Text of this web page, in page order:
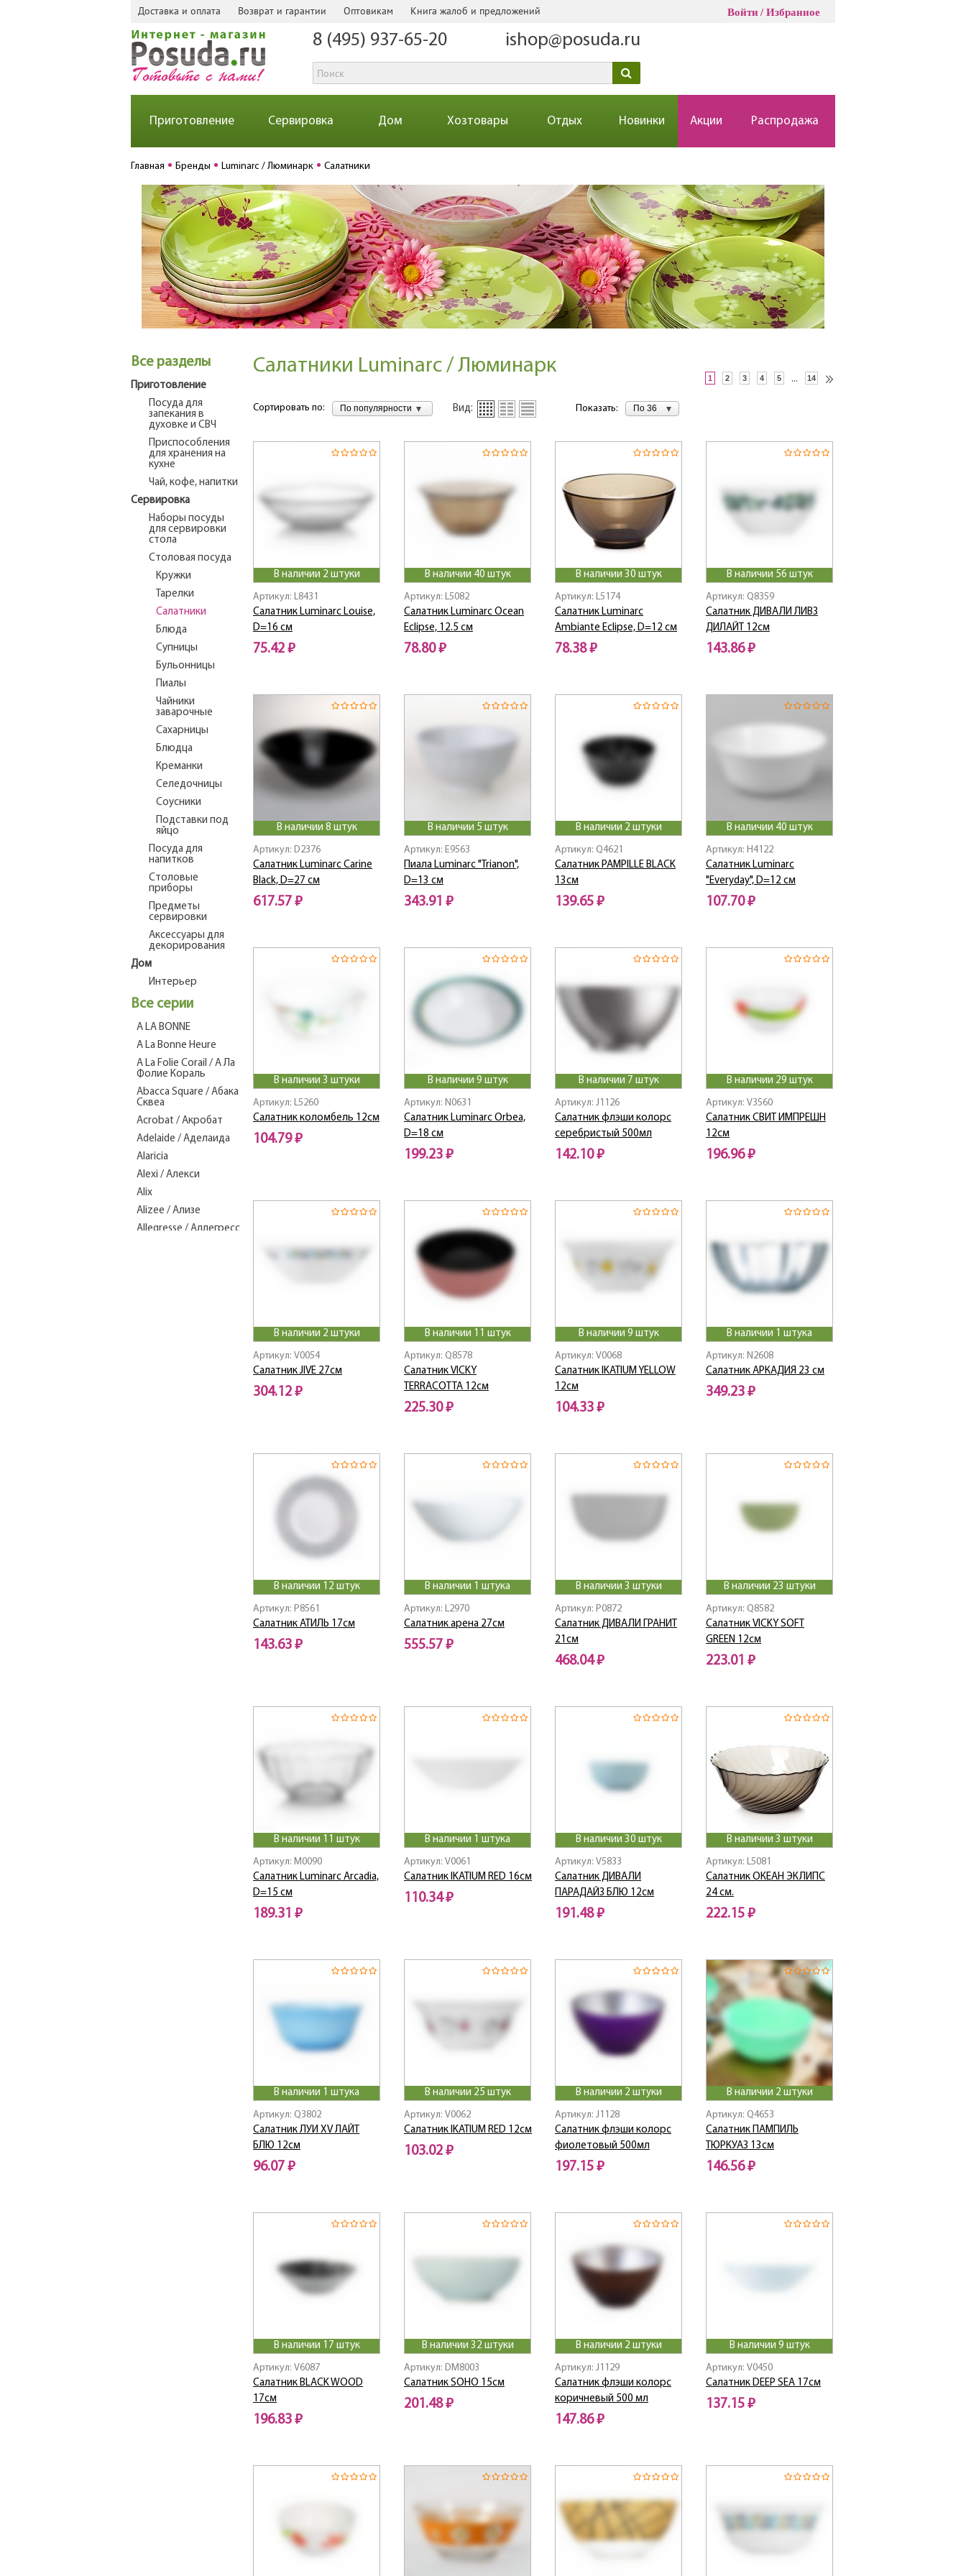
Доставка и оплата Возврат и гарантии Оптовикам Книга жалоб и предложений Войти Избранное
8 (495) 937-65-20 ishop@posuda.ru
Приготовление Сервировка Дом Хозтовары Отдых Новинки Акции Распродажа
Главная Бренды Luminarc / Люминарк Салатники
Все разделы
Приготовление
Посуда для
запекания в
духовке и СВЧ
Приспособления
для хранения на
кухне
Чай, кофе, напитки
Сервировка
Наборы посуды
для сервировки
стола
Столовая посуда
Кружки
Тарелки
Салатники
Блюда
Супницы
Бульонницы
Пиалы
Чайники
заварочные
Сахарницы
Блюдца
Креманки
Селедочницы
Соусники
Подставки под
яйцо
Посуда для
напитков
Столовые
приборы
Предметы
сервировки
Аксессуары для
декорирования
Дом
Интерьер
Все серии
A LA BONNE
A La Bonne Heure
A La Folie Corail / А Ла
Фолие Кораль
Abacca Square / Абака
Сквеа
Acrobat / Акробат
Adelaide / Аделаида
Alaricia
Alexi / Алекси
Alix
Alizee / Ализе
Allegresse / Аллегресс
Салатники Luminarc / Люминарк
1 2 3 4 5 ... 14
Сортировать по: По популярности Вид: Показать: По 36
В наличии 2 штуки
Артикул: L8431
Салатник Luminarc Louise,
D=16 см
75.42 ₽
В наличии 40 штук
Артикул: L5082
Салатник Luminarc Ocean
Eclipse, 12.5 см
78.80 ₽
В наличии 30 штук
Артикул: L5174
Салатник Luminarc
Ambiante Eclipse, D=12 см
78.38 ₽
В наличии 56 штук
Артикул: Q8359
Салатник ДИВАЛИ ЛИВЗ
ДИЛАЙТ 12см
143.86 ₽
В наличии 8 штук
Артикул: D2376
Салатник Luminarc Carine
Black, D=27 см
617.57 ₽
В наличии 5 штук
Артикул: E9563
Пиала Luminarc "Trianon",
D=13 см
343.91 ₽
В наличии 2 штуки
Артикул: Q4621
Салатник PAMPILLE BLACK
13см
139.65 ₽
В наличии 40 штук
Артикул: H4122
Салатник Luminarc
"Everyday", D=12 см
107.70 ₽
В наличии 3 штуки
Артикул: L5260
Салатник коломбель 12см
104.79 ₽
В наличии 9 штук
Артикул: N0631
Салатник Luminarc Orbea,
D=18 см
199.23 ₽
В наличии 7 штук
Артикул: J1126
Салатник флэши колорс
серебристый 500мл
142.10 ₽
В наличии 29 штук
Артикул: V3560
Салатник СВИТ ИМПРЕШН
12см
196.96 ₽
В наличии 2 штуки
Артикул: V0054
Салатник JIVE 27см
304.12 ₽
В наличии 11 штук
Артикул: Q8578
Салатник VICKY
TERRACOTTA 12см
225.30 ₽
В наличии 9 штук
Артикул: V0068
Салатник IKATIUM YELLOW
12см
104.33 ₽
В наличии 1 штука
Артикул: N2608
Салатник АРКАДИЯ 23 см
349.23 ₽
В наличии 12 штук
Артикул: P8561
Салатник АТИЛЬ 17см
143.63 ₽
В наличии 1 штука
Артикул: L2970
Салатник арена 27см
555.57 ₽
В наличии 3 штуки
Артикул: P0872
Салатник ДИВАЛИ ГРАНИТ
21см
468.04 ₽
В наличии 23 штуки
Артикул: Q8582
Салатник VICKY SOFT
GREEN 12см
223.01 ₽
В наличии 11 штук
Артикул: M0090
Салатник Luminarc Arcadia,
D=15 см
189.31 ₽
В наличии 1 штука
Артикул: V0061
Салатник IKATIUM RED 16см
110.34 ₽
В наличии 30 штук
Артикул: V5833
Салатник ДИВАЛИ
ПАРАДАЙЗ БЛЮ 12см
191.48 ₽
В наличии 3 штуки
Артикул: L5081
Салатник ОКЕАН ЭКЛИПС
24 см.
222.15 ₽
В наличии 1 штука
Артикул: Q3802
Салатник ЛУИ XV ЛАЙТ
БЛЮ 12см
96.07 ₽
В наличии 25 штук
Артикул: V0062
Салатник IKATIUM RED 12см
103.02 ₽
В наличии 2 штуки
Артикул: J1128
Салатник флэши колорс
фиолетовый 500мл
197.15 ₽
В наличии 2 штуки
Артикул: Q4653
Салатник ПАМПИЛЬ
ТЮРКУАЗ 13см
146.56 ₽
В наличии 17 штук
Артикул: V6087
Салатник BLACK WOOD
17см
196.83 ₽
В наличии 32 штуки
Артикул: DM8003
Салатник SOHO 15см
201.48 ₽
В наличии 2 штуки
Артикул: J1129
Салатник флэши колорс
коричневый 500 мл
147.86 ₽
В наличии 9 штук
Артикул: V0450
Салатник DEEP SEA 17см
137.15 ₽